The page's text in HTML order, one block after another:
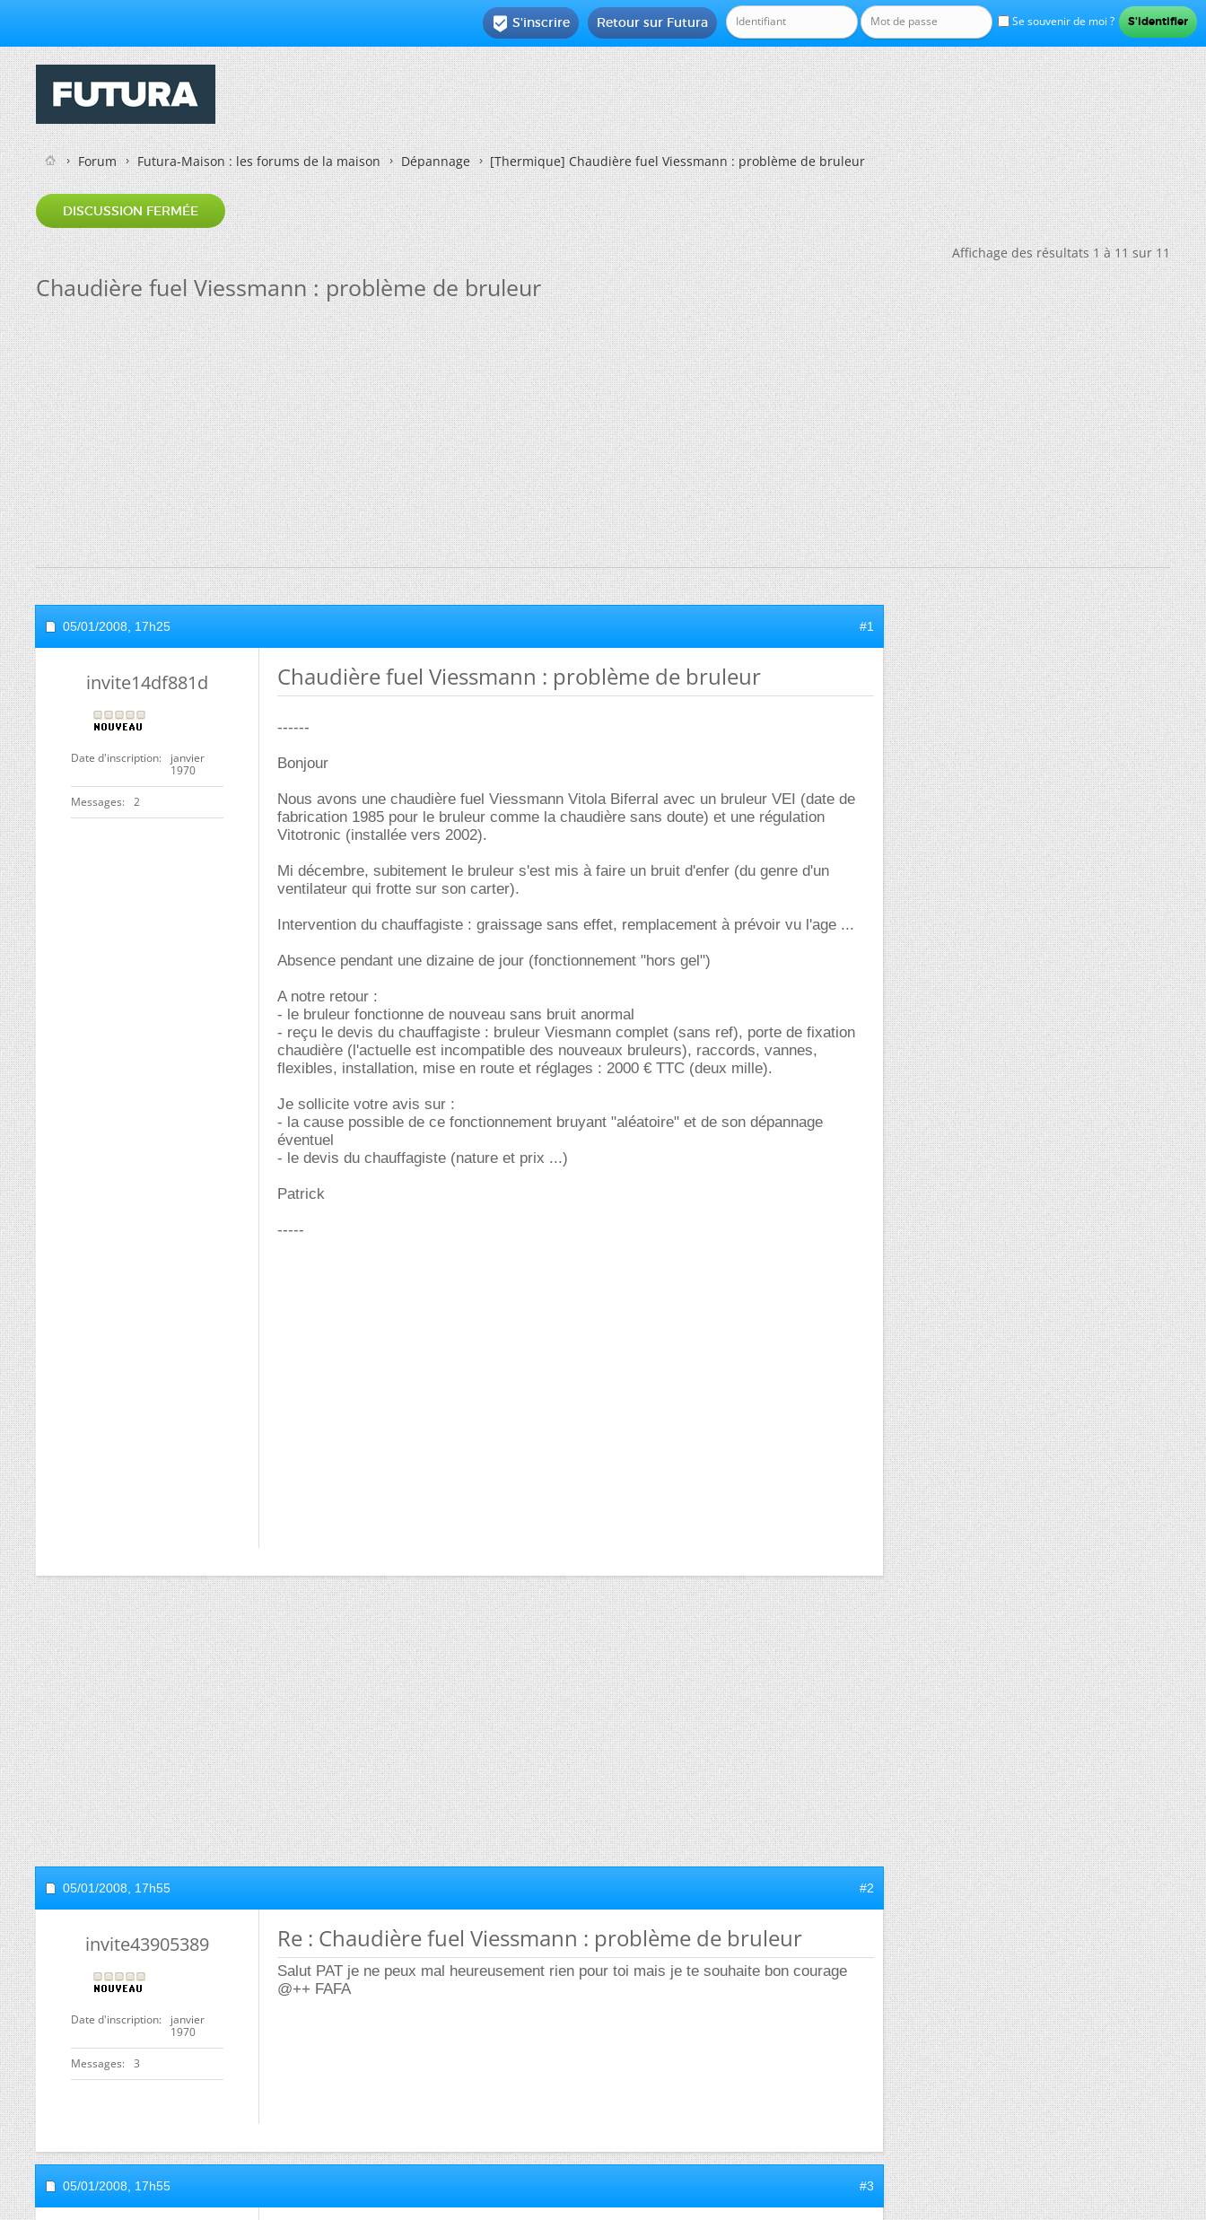
Se souvenir de moi ?
Retour sur Futura
 S'inscrire
Forum Futura-Maison : les forums de la maison Dépannage [Thermique]Chaudière fuel Viessmann : problème de bruleur
DISCUSSION FERMÉE
Affichage des résultats 1 à 11 sur 11
Chaudière fuel Viessmann : problème de bruleur
05/01/2008, 17h25 #1
invite14df881d
Date d'inscription
janvier
1970
Messages 2
Chaudière fuel Viessmann : problème de bruleur
------
Bonjour
Nous avons une chaudière fuel Viessmann Vitola Biferral avec un bruleur VEI (date de
fabrication 1985 pour le bruleur comme la chaudière sans doute) et une régulation
Vitotronic (installée vers 2002).
Mi décembre, subitement le bruleur s'est mis à faire un bruit d'enfer (du genre d'un
ventilateur qui frotte sur son carter).
Intervention du chauffagiste : graissage sans effet, remplacement à prévoir vu l'age ...
Absence pendant une dizaine de jour (fonctionnement "hors gel")
A notre retour :
- le bruleur fonctionne de nouveau sans bruit anormal
- reçu le devis du chauffagiste : bruleur Viesmann complet (sans ref), porte de fixation
chaudière (l'actuelle est incompatible des nouveaux bruleurs), raccords, vannes,
flexibles, installation, mise en route et réglages : 2000 € TTC (deux mille).
Je sollicite votre avis sur :
- la cause possible de ce fonctionnement bruyant "aléatoire" et de son dépannage
éventuel
- le devis du chauffagiste (nature et prix ...)
Patrick
-----
05/01/2008, 17h55 #2
invite43905389
Date d'inscription
janvier
1970
Messages 3
Re : Chaudière fuel Viessmann : problème de bruleur
Salut PAT je ne peux mal heureusement rien pour toi mais je te souhaite bon courage
@++ FAFA
05/01/2008, 17h55 #3